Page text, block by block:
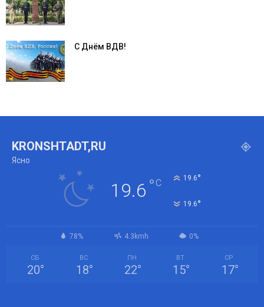
С Днём ВДВ!
KRONSHTADT,RU
Ясно
19.6 °C 19.6°
19.6°
78% 4.3kmh 0%
СБ
20°
ВС
18°
ПН
22°
ВТ
15°
СР
17°